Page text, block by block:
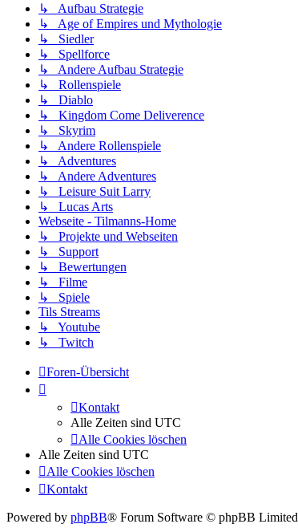
↳ Aufbau Strategie
↳ Age of Empires und Mythologie
↳ Siedler
↳ Spellforce
↳ Andere Aufbau Strategie
↳ Rollenspiele
↳ Diablo
↳ Kingdom Come Deliverence
↳ Skyrim
↳ Andere Rollenspiele
↳ Adventures
↳ Andere Adventures
↳ Leisure Suit Larry
↳ Lucas Arts
Webseite - Tilmanns-Home
↳ Projekte und Webseiten
↳ Support
↳ Bewertungen
↳ Filme
↳ Spiele
Tils Streams
↳ Youtube
↳ Twitch
Foren-Übersicht
Kontakt
Alle Zeiten sind UTC
Alle Cookies löschen
Alle Zeiten sind UTC
Alle Cookies löschen
Kontakt
Powered by phpBB® Forum Software © phpBB Limited